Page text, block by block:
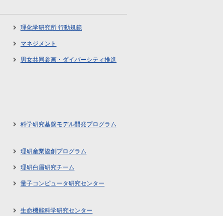
理化学研究所 行動規範
マネジメント
男女共同参画・ダイバーシティ推進
科学研究基盤モデル開発プログラム
理研産業協創プログラム
理研白眉研究チーム
量子コンピュータ研究センター
生命機能科学研究センター